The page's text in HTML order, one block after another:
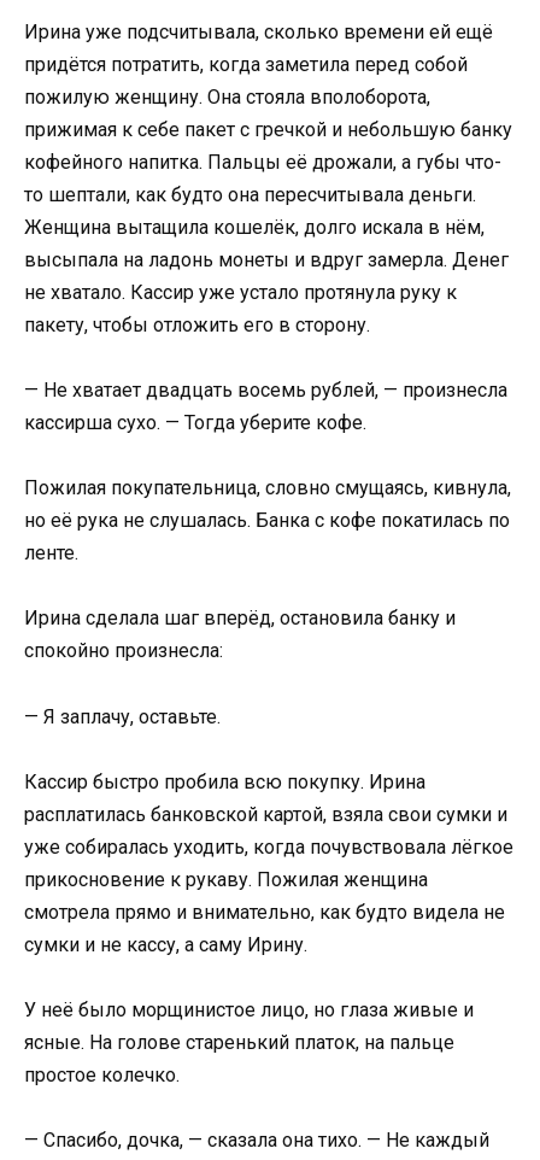
Ирина уже подсчитывала, сколько времени ей ещё
придётся потратить, когда заметила перед собой
пожилую женщину. Она стояла вполоборота,
прижимая к себе пакет с гречкой и небольшую банку
кофейного напитка. Пальцы её дрожали, а губы что-
то шептали, как будто она пересчитывала деньги.
Женщина вытащила кошелёк, долго искала в нём,
высыпала на ладонь монеты и вдруг замерла. Денег
не хватало. Кассир уже устало протянула руку к
пакету, чтобы отложить его в сторону.
— Не хватает двадцать восемь рублей, — произнесла
кассирша сухо. — Тогда уберите кофе.
Пожилая покупательница, словно смущаясь, кивнула,
но её рука не слушалась. Банка с кофе покатилась по
ленте.
Ирина сделала шаг вперёд, остановила банку и
спокойно произнесла:
— Я заплачу, оставьте.
Кассир быстро пробила всю покупку. Ирина
расплатилась банковской картой, взяла свои сумки и
уже собиралась уходить, когда почувствовала лёгкое
прикосновение к рукаву. Пожилая женщина
смотрела прямо и внимательно, как будто видела не
сумки и не кассу, а саму Ирину.
У неё было морщинистое лицо, но глаза живые и
ясные. На голове старенький платок, на пальце
простое колечко.
— Спасибо, дочка, — сказала она тихо. — Не каждый